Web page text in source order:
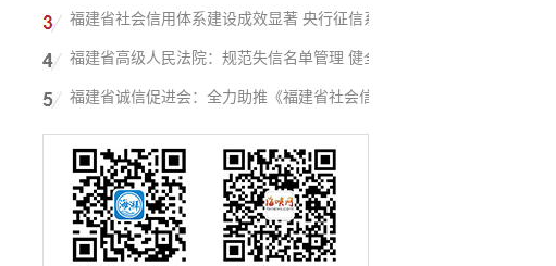
明改革成效显著
福建省社会信用体系建设成效显著 央行征信系
统赋能实体经济
福建省高级人民法院：规范失信名单管理 健全
信用修复机制
福建省诚信促进会：全力助推《福建省社会信
用条例》落地见效